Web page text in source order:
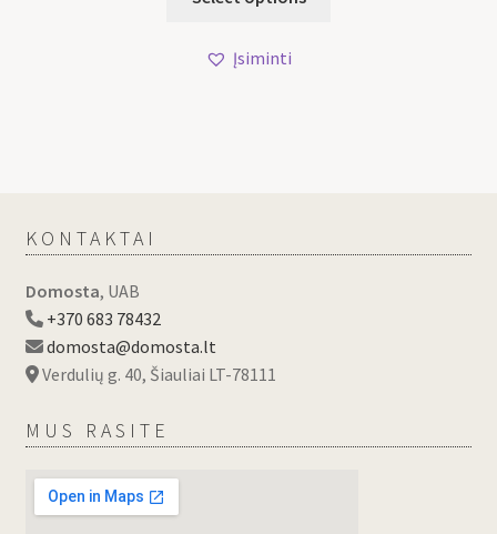
Įsiminti
KONTAKTAI
Domosta, UAB
+370 683 78432
domosta@domosta.lt
Verdulių g. 40, Šiauliai LT-78111
MUS RASITE